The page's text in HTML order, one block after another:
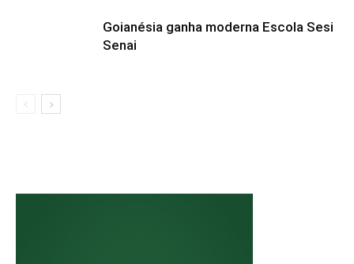
Goianésia ganha moderna Escola Sesi
Senai